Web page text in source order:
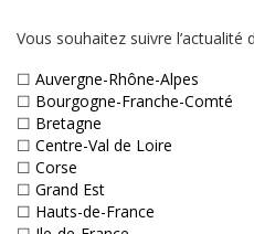
Vous souhaitez suivre l’actualité
☐ Auvergne-Rhône-Alpes
☐ Bourgogne-Franche-Comté
☐ Bretagne
☐ Centre-Val de Loire
☐ Corse
☐ Grand Est
☐ Hauts-de-France